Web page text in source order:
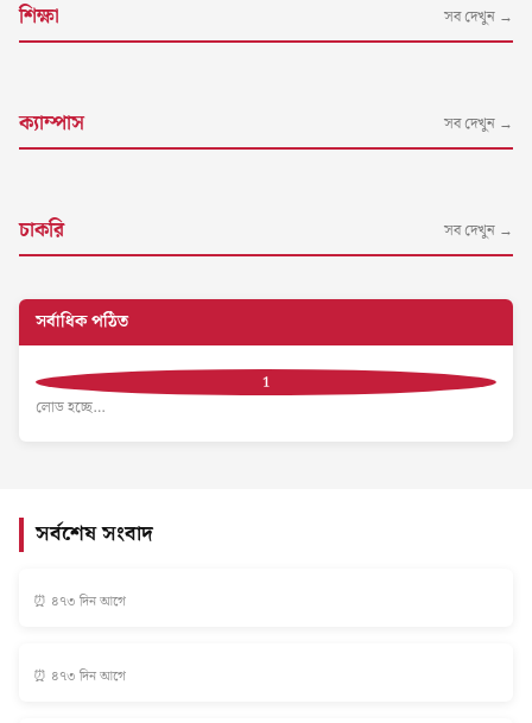
শিক্ষা সব দেখুন →
ক্যাম্পাস সব দেখুন →
চাকরি সব দেখুন →
সর্বাধিক পঠিত
লোড হচ্ছে…
সর্বশেষ সংবাদ
⏰ ৪৭৩ দিন আগে
⏰ ৪৭৩ দিন আগে